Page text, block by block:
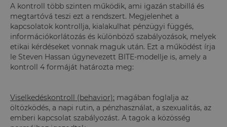
A kontroll több szinten működik, ami igazán stabillá és
megtartóvá teszi ezt a rendszert. Megjelenhet a
kapcsolatok kontrollja, kialakulhat pénzügyi függés,
információkorlátozás és különböző szabályozások, melyek
etikai kérdéseket vonnak maguk után. Ezt a működést írja
le Steven Hassan úgynevezett BITE-modellje is, amely a
kontroll 4 formáját határozta meg:
Viselkedéskontroll (behavior): magában foglalja az
öltözködés, a napi rutin, a pénzhasználat, a szexualitás, az
emberi kapcsolat szabályozást. A tagok a közösség